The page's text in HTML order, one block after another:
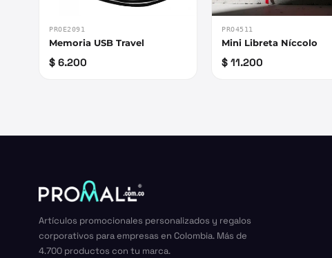
PROE2091
Memoria USB Travel
$ 6.200
PRO4511
Mini Libreta Níccolo
$ 11.200
Artículos promocionales personalizados y regalos
corporativos para empresas en Colombia. Más de
4.700 productos con tu marca.